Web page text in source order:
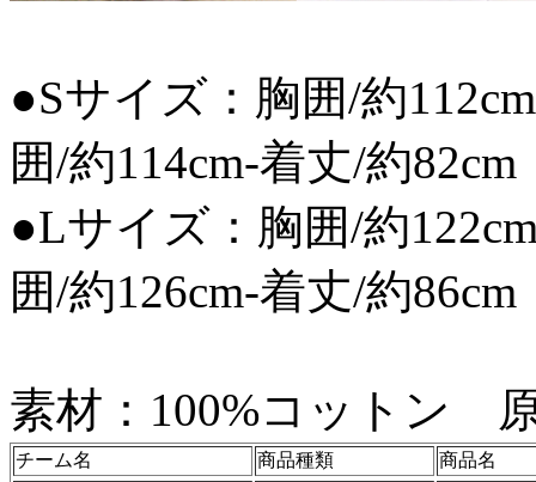
●Sサイズ：胸囲/約
囲/約114cm-着丈/約82cm
●Lサイズ：胸囲/約
囲/約126cm-着丈/約86cm
素材：100%コットン
チーム名 商品種類
商品名